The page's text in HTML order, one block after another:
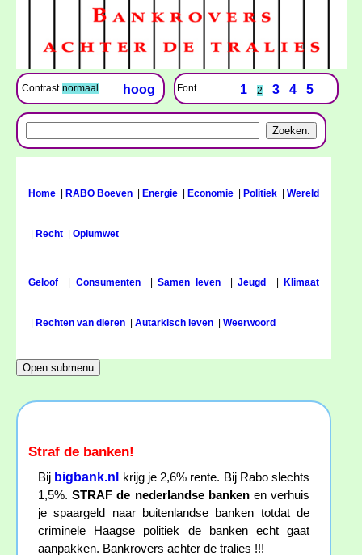
Contrast normaal hoog Font 1 2 3 4 5
Home RABO Boeven Energie Economie Politiek Wereld
Recht Opiumwet
Geloof Consumenten|Samen leven|Jeugd Klimaat
Rechten van dieren Autarkisch leven Weerwoord
Straf de banken!
Bij bigbank.nl
krijg je 2,6% rente. Bij Rabo slechts
1,5%.STRAF de nederlandse bankenen verhuis
je spaargeld naar buitenlandse banken totdat de
criminele Haagse politiek de banken echt gaat
aanpakken. Bankrovers achter de tralies !!!